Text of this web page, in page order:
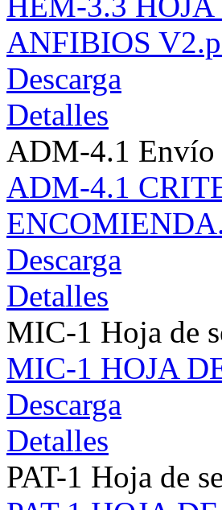
ANFIBIOS
Descarga
Detalles
ADM-4.1 Envío
ADM-4.1
Descarga
Detalles
MIC-1 Hoja de
MIC-1 HOJA
Descarga
Detalles
PAT-1 Hoja de